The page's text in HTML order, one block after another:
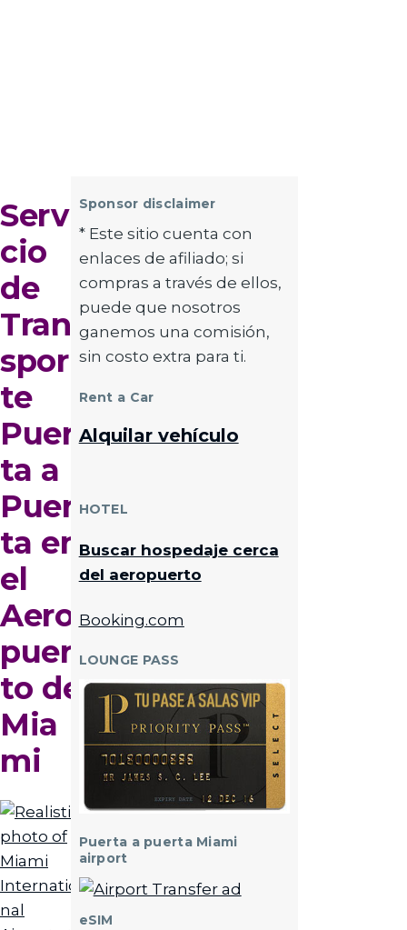
Servi
cio
de
Tran
spor
te
Puer
ta a
Puer
ta en
el
Aero
puer
to de
Mia
mi
Imagen
Sponsor disclaimer
* Este sitio cuenta con
enlaces de afiliado; si
compras a través de ellos,
puede que nosotros
ganemos una comisión,
sin costo extra para ti.
Rent a Car
Alquilar vehículo
HOTEL
Buscar hospedaje cerca
del aeropuerto
Booking.com
LOUNGE PASS
Puerta a puerta Miami
airport
Imagen
eSIM